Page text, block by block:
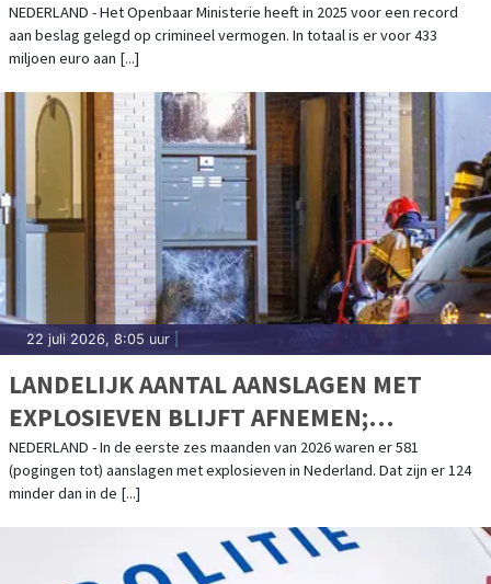
NEDERLAND - Het Openbaar Ministerie heeft in 2025 voor een record
aan beslag gelegd op crimineel vermogen. In totaal is er voor 433
miljoen euro aan [...]
22 juli 2026, 8:05 uur
LANDELIJK AANTAL AANSLAGEN MET
EXPLOSIEVEN BLIJFT AFNEMEN;
AANSLAGENPROBLEMATIEK BLIJFT
ERNSTIG
NEDERLAND - In de eerste zes maanden van 2026 waren er 581
(pogingen tot) aanslagen met explosieven in Nederland. Dat zijn er 124
minder dan in de [...]